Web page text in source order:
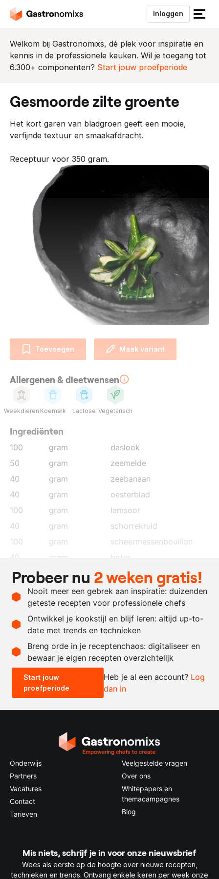
Inloggen
S
u
i
Welkom bij Gastronomixs, dé plek voor inspiratie en
kennis in de professionele keuken. Wil je toegang tot
6.300+ componenten? Start jouw proefperiode
gesmoorde zilte groente
Het kort garen van bladgroen geeft een mooie,
verfijnde textuur en smaakafdracht.
Receptuur voor 350 gram.
Toevoegen Maak variant
Allergenen & dieetwensen
Weekdieren Koemelk Lactose Vegetarisch
Ingrediënten
100 gram
daslook
50
gram
zeemelde
40
gram
zeebanaan
40
gram
oesterblad
100
gram
lamsoor
40
gram
schorrekruid
100
gram
scheermessenbouillon
40
gram
boter
naar
behoefte
extra vierge olijfolie
naar
zout en peper
Recept omrekenen
- +
0.5x 1x 2x
Probeer nu 2 weken gratis!
Nooit meer een gebrek aan inspiratie: duizenden
geteste recepten voor professionele chefs
Ontwikkel je kookstijl en blijf leren: altijd up-to-
date met trends en technieken
Breng orde in je receptenchaos: digitaliseer en
bewaar je eigen recepten overzichtelijk
Start jouw
proefperiode
Heb je al een account? Log
dan in
Onderwijs
Partners
Vacatures
Contact
Tarieven
Veelgestelde vragen
Over ons
Whitepapers en
themacampagnes
Blog
Mis niets, schrijf je in voor onze nieuwsbrief
Wees als eerste op de hoogte over nieuwe recepten,
technieken en trends. Ontvang enkele keren per week onze